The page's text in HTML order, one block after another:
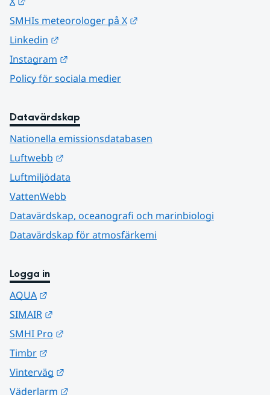
SMHIs meteorologer på X
Linkedin
Instagram
Policy för sociala medier
Datavärdskap
Nationella emissionsdatabasen
Luftwebb
Luftmiljödata
VattenWebb
Datavärdskap, oceanografi och marinbiologi
Datavärdskap för atmosfärkemi
Logga in
AQUA
SIMAIR
SMHI Pro
Timbr
Vinterväg
Väderlarm